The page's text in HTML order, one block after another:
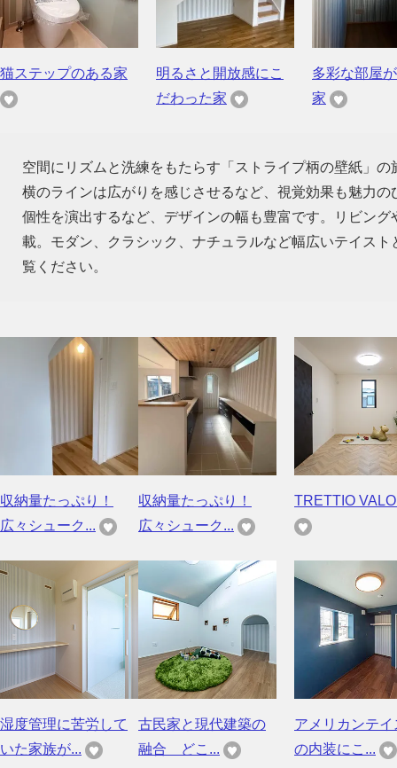
猫ステップのある家
明るさと開放感にこ
だわった家
多彩な部屋
家
空間にリズムと洗練をもたらす「ストライプ柄の壁紙」
横のラインは広がりを感じさせるなど、視覚効果も魅力
個性を演出するなど、デザインの幅も豊富です。リビン
載。モダン、クラシック、ナチュラルなど幅広いテイス
覧ください。
収納量たっぷり！
広々シューク...
収納量たっぷり！
広々シューク...
TRETTIO
湿度管理に苦労して
いた家族が...
古民家と現代建築の
融合 どこ...
アメリカンテイ
の内装にこ...